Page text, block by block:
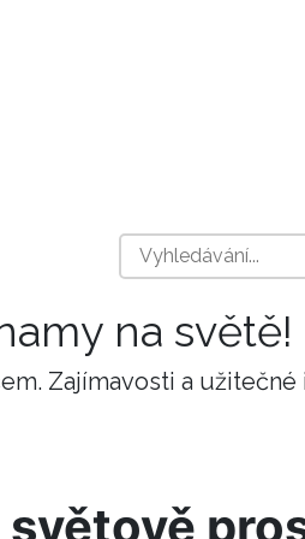
na světě!
Zajímavosti a užitečné
světově